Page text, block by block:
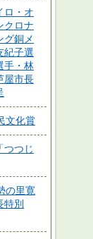
ロ・オ
クロナ
グ銅メ
紀子選
手・林
屋市長
文化賞
つつじ
の里寛
特別